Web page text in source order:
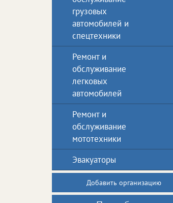
грузовых
автомобилей и
спецтехники
Ремонт и
обслуживание
легковых
автомобилей
Ремонт и
обслуживание
мототехники
Эвакуаторы
Добавить организацию